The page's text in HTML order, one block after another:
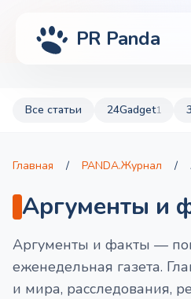
PR Panda
Все статьи 24Gadget1
Главная / PANDA.Журнал /
Аргументы и
Аргументы и факты —
еженедельная газета.
и мира, расследования,